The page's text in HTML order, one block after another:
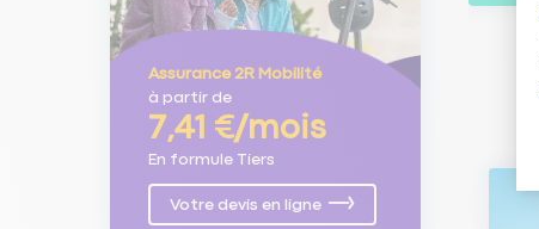
Assurance 2R Mobilité
à partir de
7,41 €/mois
En formule Tiers
Votre devis en ligne